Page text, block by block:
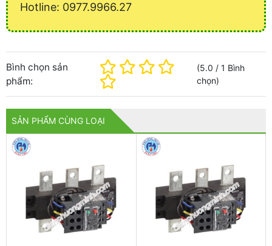
Hotline: 0977.9966.27
Bình chọn sản
phẩm:
(5.0 /1 Bình
chọn)
SẢN PHẨM CÙNG LOẠI